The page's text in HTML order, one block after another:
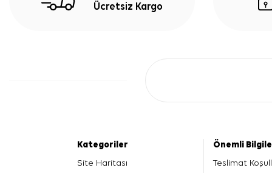
Ücretsiz Kargo
Kategoriler
Site Haritası
Önemli
Teslimat